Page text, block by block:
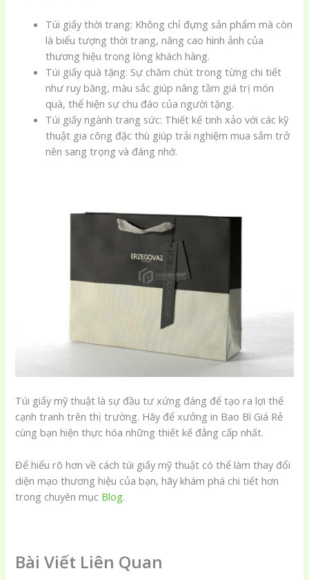
Túi giấy thời trang: Không chỉ đựng sản phẩm mà còn
là biểu tượng thời trang, nâng cao hình ảnh của
thương hiệu trong lòng khách hàng.
Túi giấy quà tặng: Sự chăm chút trong từng chi tiết
như ruy băng, màu sắc giúp nâng tầm giá trị món
quà, thể hiện sự chu đáo của người tặng.
Túi giấy ngành trang sức: Thiết kế tinh xảo với các kỹ
thuật gia công đặc thù giúp trải nghiệm mua sắm trở
nên sang trọng và đáng nhớ.
Túi giấy mỹ thuật là sự đầu tư xứng đáng để tạo ra lợi thế
cạnh tranh trên thị trường. Hãy để xưởng in Bao Bì Giá Rẻ
cùng bạn hiện thực hóa những thiết kế đẳng cấp nhất.
Để hiểu rõ hơn về cách túi giấy mỹ thuật có thể làm thay đổi
diện mạo thương hiệu của bạn, hãy khám phá chi tiết hơn
trong chuyên mục Blog.
Bài Viết Liên Quan